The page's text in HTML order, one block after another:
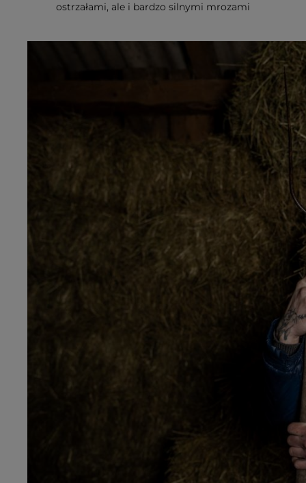
ostrzałami, ale i bardzo silnymi mrozami